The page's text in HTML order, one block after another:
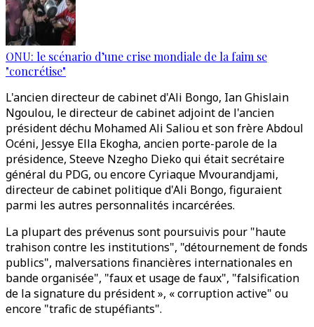
ONU: le scénario d’une crise mondiale de la faim se
"concrétise"
L'ancien directeur de cabinet d'Ali Bongo, Ian Ghislain
Ngoulou, le directeur de cabinet adjoint de l'ancien
président déchu Mohamed Ali Saliou et son frère Abdoul
Océni, Jessye Ella Ekogha, ancien porte-parole de la
présidence, Steeve Nzegho Dieko qui était secrétaire
général du PDG, ou encore Cyriaque Mvourandjami,
directeur de cabinet politique d'Ali Bongo, figuraient
parmi les autres personnalités incarcérées.
La plupart des prévenus sont poursuivis pour "haute
trahison contre les institutions", "détournement de fonds
publics", malversations financières internationales en
bande organisée", "faux et usage de faux", "falsification
de la signature du président », « corruption active" ou
encore "trafic de stupéfiants".